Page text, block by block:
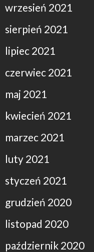
wrzesień 2021
sierpień 2021
lipiec 2021
czerwiec 2021
maj 2021
kwiecień 2021
marzec 2021
luty 2021
styczeń 2021
grudzień 2020
listopad 2020
październik 2020